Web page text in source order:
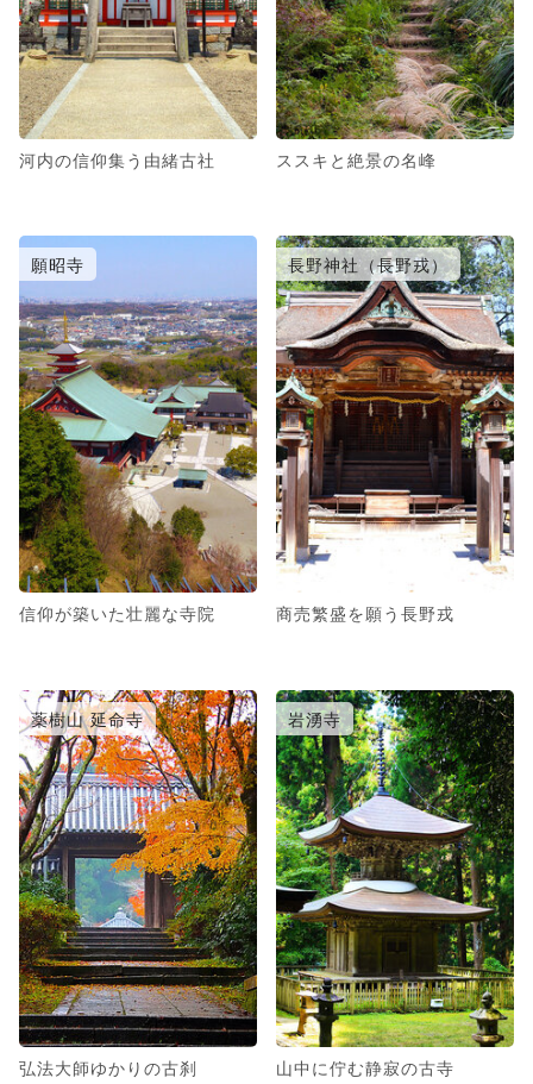
河内の信仰集う由緒古社 ススキと絶景の名峰
願昭寺
信仰が築いた壮麗な寺院
長野神社（長野戎）
商売繁盛を願う長野戎
薬樹山 延命寺
弘法大師ゆかりの古刹
岩湧寺
山中に佇む静寂の古寺